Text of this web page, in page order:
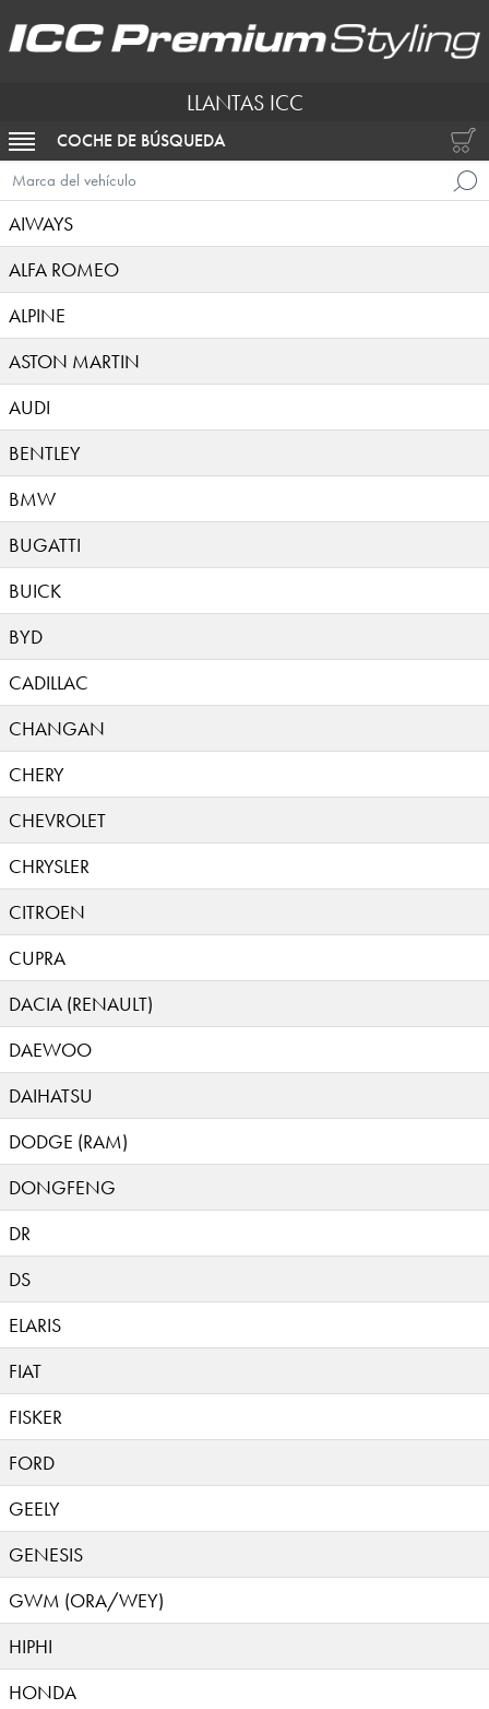
LLANTAS ICC
ACTIVAR NAVEGACIÓN
COCHE DE BÚSQUEDA
Marca del vehículo
AIWAYS
ALFA ROMEO
ALPINE
ASTON MARTIN
AUDI
BENTLEY
BMW
BUGATTI
BUICK
BYD
CADILLAC
CHANGAN
CHERY
CHEVROLET
CHRYSLER
CITROEN
CUPRA
DACIA (RENAULT)
DAEWOO
DAIHATSU
DODGE (RAM)
DONGFENG
DR
DS
ELARIS
FIAT
FISKER
FORD
GEELY
GENESIS
GWM (ORA/WEY)
HIPHI
HONDA